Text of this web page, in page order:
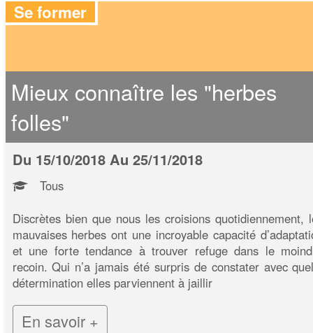
Se former
Mieux connaître les "herbes
folles"
Du 15/10/2018 Au 25/11/2018
Tous
Discrètes bien que nous les croisions quotidiennement,
mauvaises herbes ont une incroyable capacité
et une forte tendance à trouver refuge dans le
recoin. Qui n’a jamais été surpris de constater avec
détermination elles parviennent à jaillir
En savoir +